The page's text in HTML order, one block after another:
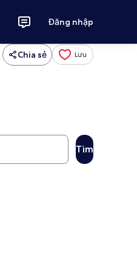
Đăng nhập
Chia sẻ Lưu
Tìm